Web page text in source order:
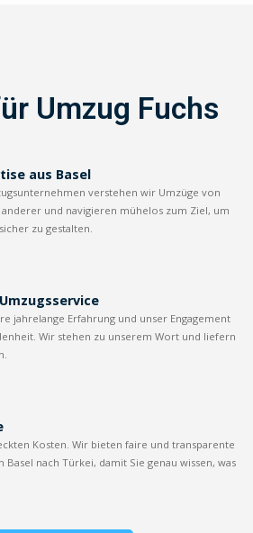
Umzug Fuchs
aus Basel
verstehen wir Umzüge von
und navigieren mühelos zum Ziel, um
zu gestalten.
jahrelange Erfahrung und unser Engagement
Wir stehen zu unserem Wort und liefern
Kosten. Wir bieten faire und transparente
nach Türkei, damit Sie genau wissen, was